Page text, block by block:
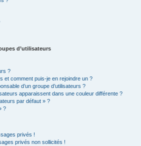
d’utilisateurs
?
et comment puis-je en rejoindre un ?
d’un groupe d’utilisateurs ?
apparaissent dans une couleur différente ?
par défaut » ?
?
privés !
privés non sollicités !